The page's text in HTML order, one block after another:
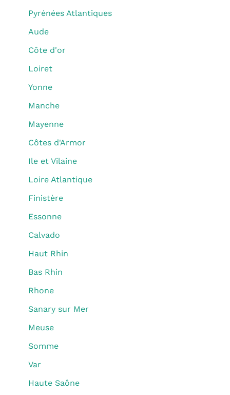
Pyrénées Atlantiques
Aude
Côte d'or
Loiret
Yonne
Manche
Mayenne
Côtes d'Armor
Ile et Vilaine
Loire Atlantique
Finistère
Essonne
Calvado
Haut Rhin
Bas Rhin
Rhone
Sanary sur Mer
Meuse
Somme
Var
Haute Saône